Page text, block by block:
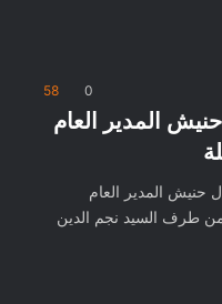
0
58
المدير العام
حنيش المدير العام
من طرف السيد نجم الدين